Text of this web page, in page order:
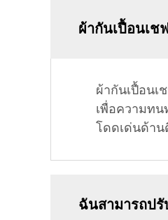
ผ้ากันเปื้อนเช
ผ้ากันเปื้อนเ
เพื่อความทน
โดดเด่นด้าน
ฉันสามารถปรั